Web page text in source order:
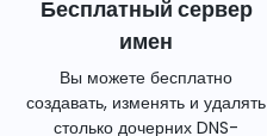
Бесплатный сервер
имен
Вы можете бесплатно
создавать, изменять и удалять
столько дочерних DNS-